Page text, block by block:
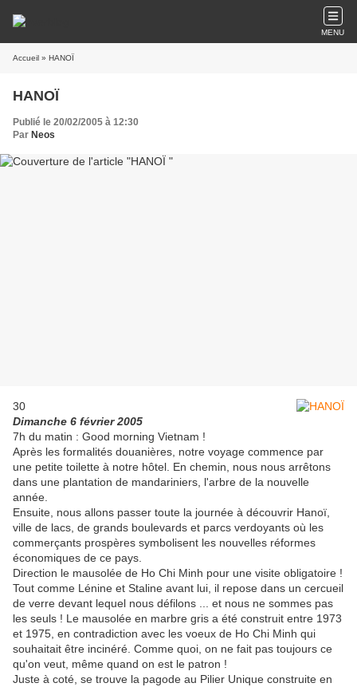
MENU
Accueil » HANOÏ
HANOÏ
Publié le 20/02/2005 à 12:30
Par Neos
30
Dimanche 6 février 2005
7h du matin : Good morning Vietnam !
Après les formalités douanières, notre voyage commence par
une petite toilette à notre hôtel. En chemin, nous nous arrêtons
dans une plantation de mandariniers, l'arbre de la nouvelle
année.
Ensuite, nous allons passer toute la journée à découvrir Hanoï,
ville de lacs, de grands boulevards et parcs verdoyants où les
commerçants prospères symbolisent les nouvelles réformes
économiques de ce pays.
Direction le mausolée de Ho Chi Minh pour une visite obligatoire !
Tout comme Lénine et Staline avant lui, il repose dans un cercueil
de verre devant lequel nous défilons ... et nous ne sommes pas
les seuls ! Le mausolée en marbre gris a été construit entre 1973
et 1975, en contradiction avec les voeux de Ho Chi Minh qui
souhaitait être incinéré. Comme quoi, on ne fait pas toujours ce
qu'on veut, même quand on est le patron !
Juste à coté, se trouve la pagode au Pilier Unique construite en